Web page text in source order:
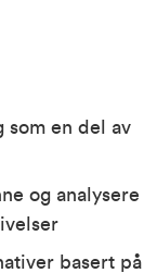
som en del av
og analysere
basert på